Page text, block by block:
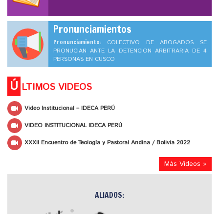
Pronunciamientos
Pronunciamiento: COLECTIVO DE ABOGADOS SE
PRONUCIAN ANTE LA DETENCION ARBITRARIA DE 4
PERSONAS EN CUSCO
Ú LTIMOS VIDEOS
Video Institucional – IDECA PERÚ
VIDEO INSTITUCIONAL IDECA PERÚ
XXXII Encuentro de Teología y Pastoral Andina / Bolivia 2022
Más Videos »
ALIADOS: